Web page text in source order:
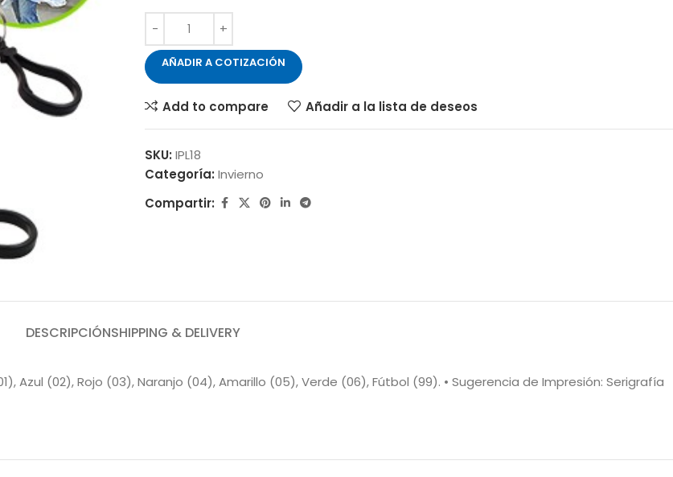
AÑADIR A COTIZACIÓN
Add to compare Añadir a la lista de deseos
SKU: IPL18
Categoría: Invierno
Compartir:
DESCRIPCIÓNSHIPPING & DELIVERY
Azul (02), Rojo (03), Naranjo (04), Amarillo (05), Verde (06), Fútbol (99). • Sugerencia de Impresión: Serigrafía